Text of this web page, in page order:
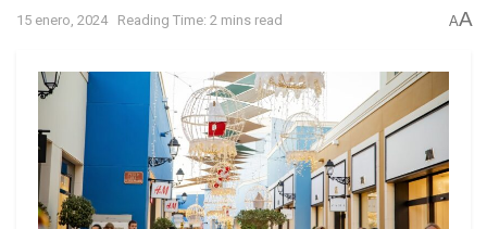
15 enero, 2024 Reading Time: 2 mins read AA